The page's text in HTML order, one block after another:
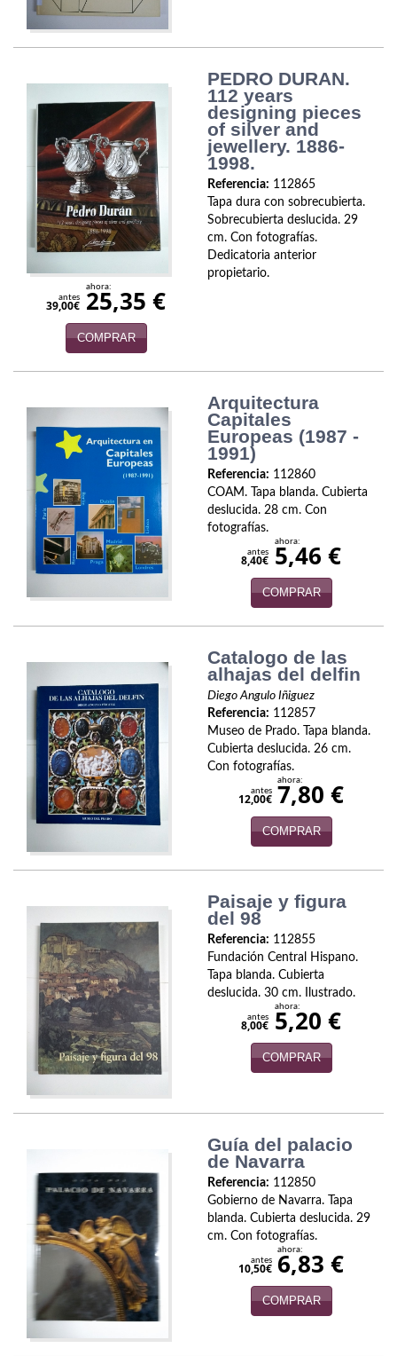
historia
Infantil y juvenil
Infantil y juvenil. Nuevo!!
Infantil y juvenil. Nuevo!!!
Informática
Literatura fantástica
Literatura hispanoamericana
Mafia y espionaje
Matemáticas
Naturaleza
Novela Extranjera
Novela fantástica
Novela histórica
Papás, Mamás, bebés...
Papás, Mamás, Bebés...
Papás, Mamás, Bebés…
Poesía
Psicología. Educación
Religión
Revistas
Segunda Guerra Mundial
Sobre Madrid
Varios
Viajesç
PEDRO DURAN.
112 years
designing pieces
of silver and
jewellery. 1886-
1998.
Referencia: 112865
Tapa dura con sobrecubierta.
Sobrecubierta deslucida. 29
cm. Con fotografías.
Dedicatoria anterior
propietario.
antes
39,00€
ahora:
25,35 €
COMPRAR
Arquitectura
Capitales
Europeas (1987 -
1991)
Referencia: 112860
COAM. Tapa blanda. Cubierta
deslucida. 28 cm. Con
fotografías.
antes
8,40€
ahora:
5,46 €
COMPRAR
Catalogo de las
alhajas del delfin
Diego Angulo Iñiguez
Referencia: 112857
Museo de Prado. Tapa blanda.
Cubierta deslucida. 26 cm.
Con fotografías.
antes
12,00€
ahora:
7,80 €
COMPRAR
Paisaje y figura
del 98
Referencia: 112855
Fundación Central Hispano.
Tapa blanda. Cubierta
deslucida. 30 cm. Ilustrado.
antes
8,00€
ahora:
5,20 €
COMPRAR
Guía del palacio
de Navarra
Referencia: 112850
Gobierno de Navarra. Tapa
blanda. Cubierta deslucida. 29
cm. Con fotografías.
antes
10,50€
ahora:
6,83 €
COMPRAR